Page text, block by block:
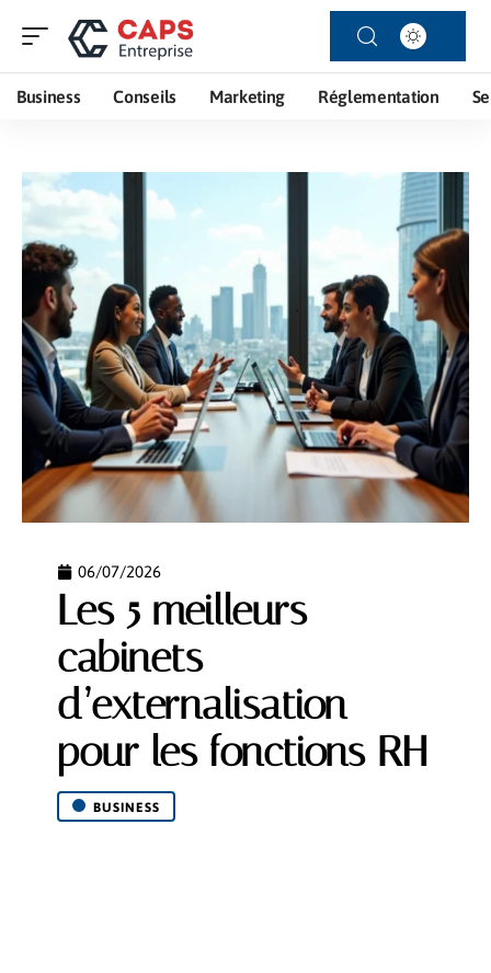
Business Conseils Marketing Réglementation
06/07/2026
Les 5 meilleurs
cabinets
d’externalisation
pour les fonctions RH
BUSINESS